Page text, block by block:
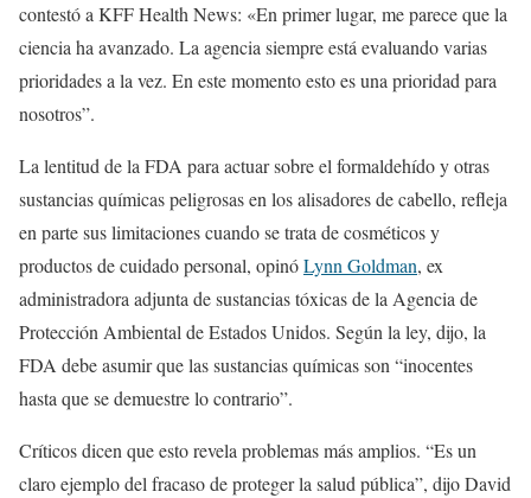
contestó a KFF Health News: «En primer lugar, me parece que la
ciencia ha avanzado. La agencia siempre está evaluando varias
prioridades a la vez. En este momento esto es una prioridad para
nosotros”.
La lentitud de la FDA para actuar sobre el formaldehído y otras
sustancias químicas peligrosas en los alisadores de cabello, refleja
en parte sus limitaciones cuando se trata de cosméticos y
productos de cuidado personal, opinóLynn Goldman, ex
administradora adjunta de sustancias tóxicas de la Agencia de
Protección Ambiental de Estados Unidos. Según la ley, dijo, la
FDA debe asumir que las sustancias químicas son “inocentes
hasta que se demuestre lo contrario”.
Críticos dicen que esto revela problemas más amplios. “Es un
claro ejemplo del fracaso de proteger la salud pública”, dijo David